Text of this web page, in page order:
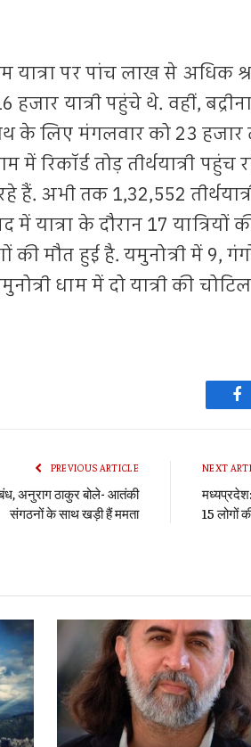
यात्रा पर पांच लाख से अधिक
हजार यात्री पहुंचे थे. वहीं,
के लिए मंगलवार को 23 हजार
में रिकॉर्ड तोड़ तीर्थयात्री
रहे हैं. अभी तक 1,32,552
में यात्रा के दौरान 17 यात्रियों
मौत हुई है. यमुनोत्री में 9,
धाम में दो यात्री की
PREVIOUS ARTICLE
अनुराग ठाकुर बोले- आतंकी
संगठनों के साथ खड़ी हैं ममता
NEXT
15 लोगों